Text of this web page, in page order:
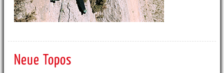
Neue Topos